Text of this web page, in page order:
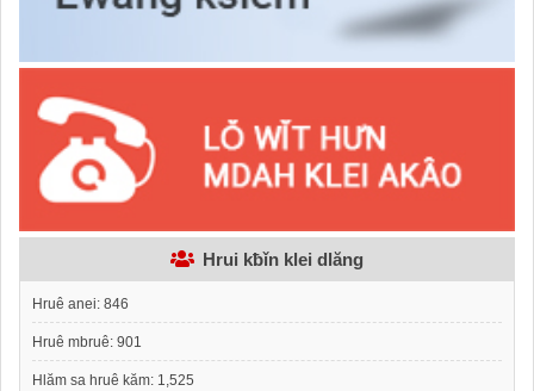
Hrui kƀǐn klei dlăng
Hruê anei: 846
Hruê mbruê: 901
Hlăm sa hruê kăm: 1,525